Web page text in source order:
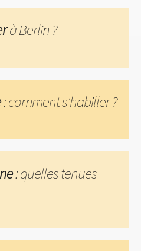
à Berlin ?
: comment s'habiller ?
: quelles tenues